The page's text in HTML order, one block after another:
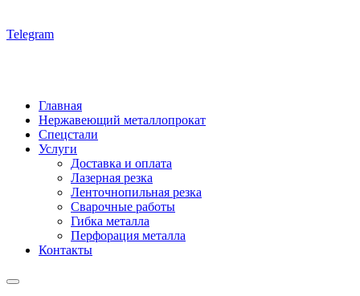
Telegram
Главная
Нержавеющий металлопрокат
Спецстали
Услуги
Доставка и оплата
Лазерная резка
Ленточнопильная резка
Сварочные работы
Гибка металла
Перфорация металла
Контакты